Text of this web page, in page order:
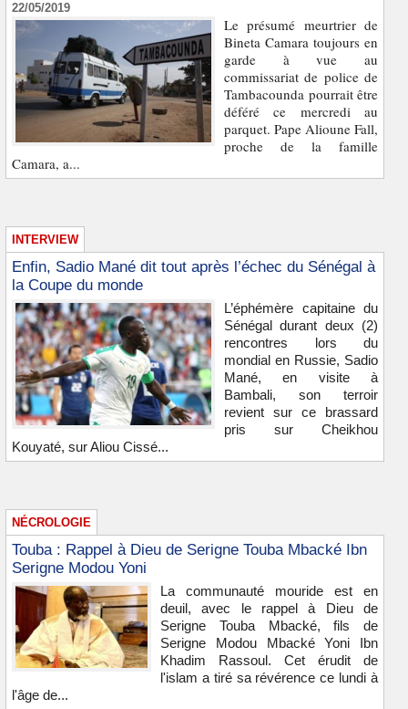
22/05/2019
Le présumé meurtrier de
Bineta Camara toujours en
garde à vue au
commissariat de police de
Tambacounda pourrait être
déféré ce mercredi au
parquet. Pape Alioune Fall,
proche de la famille
Camara, a...
INTERVIEW
Enfin, Sadio Mané dit tout après l’échec du Sénégal à
la Coupe du monde
L’éphémère capitaine du
Sénégal durant deux (2)
rencontres lors du
mondial en Russie, Sadio
Mané, en visite à
Bambali, son terroir
revient sur ce brassard
pris sur Cheikhou
Kouyaté, sur Aliou Cissé...
NÉCROLOGIE
Touba : Rappel à Dieu de Serigne Touba Mbacké Ibn
Serigne Modou Yoni
La communauté mouride est en
deuil, avec le rappel à Dieu de
Serigne Touba Mbacké, fils de
Serigne Modou Mbacké Yoni Ibn
Khadim Rassoul. Cet érudit de
l'islam a tiré sa révérence ce lundi à
l'âge de...